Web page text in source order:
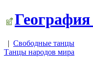
| Свободные танцы
Танцы народов мира